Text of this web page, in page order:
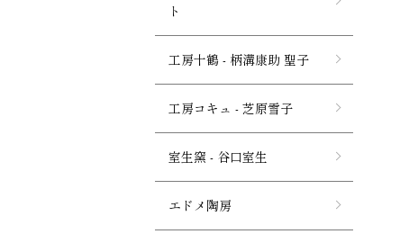
ト
工房十鶴 - 柄溝康助 聖子
工房コキュ - 芝原雪子
室生窯 - 谷口室生
エドメ陶房